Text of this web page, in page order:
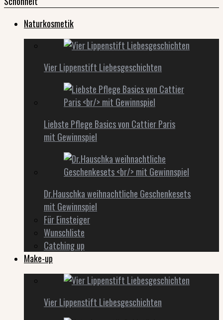
Naturkosmetik
Vier Lippenstift Liebesgeschichten
Liebste Pflege Basics von Cattier Paris
mit Gewinnspiel
Dr.Hauschka weihnachtliche Geschenkesets
mit Gewinnspiel
Für Einsteiger
Wunschliste
Catching up
Make-up
Vier Lippenstift Liebesgeschichten